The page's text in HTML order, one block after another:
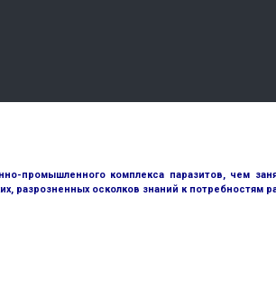
промышленного комплекса паразитов, чем
разрозненных осколков знаний к потребностям